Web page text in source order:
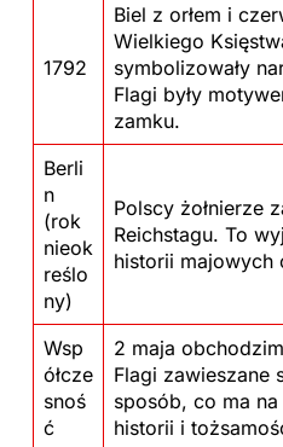
1792
Biel z orłem i
Wielkiego
symbolizowały
Flagi były
zamku.
Berli
n
(rok
nieok
reślo
ny)
Polscy żołnierze
Reichstagu. To
historii majowych
Wsp
ółcze
snoś
ć
2 maja
Flagi zawieszane
sposób, co ma
historii i